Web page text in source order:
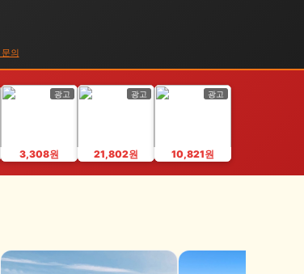
의
광고
3,308원
광고
21,802원
광고
10,821원